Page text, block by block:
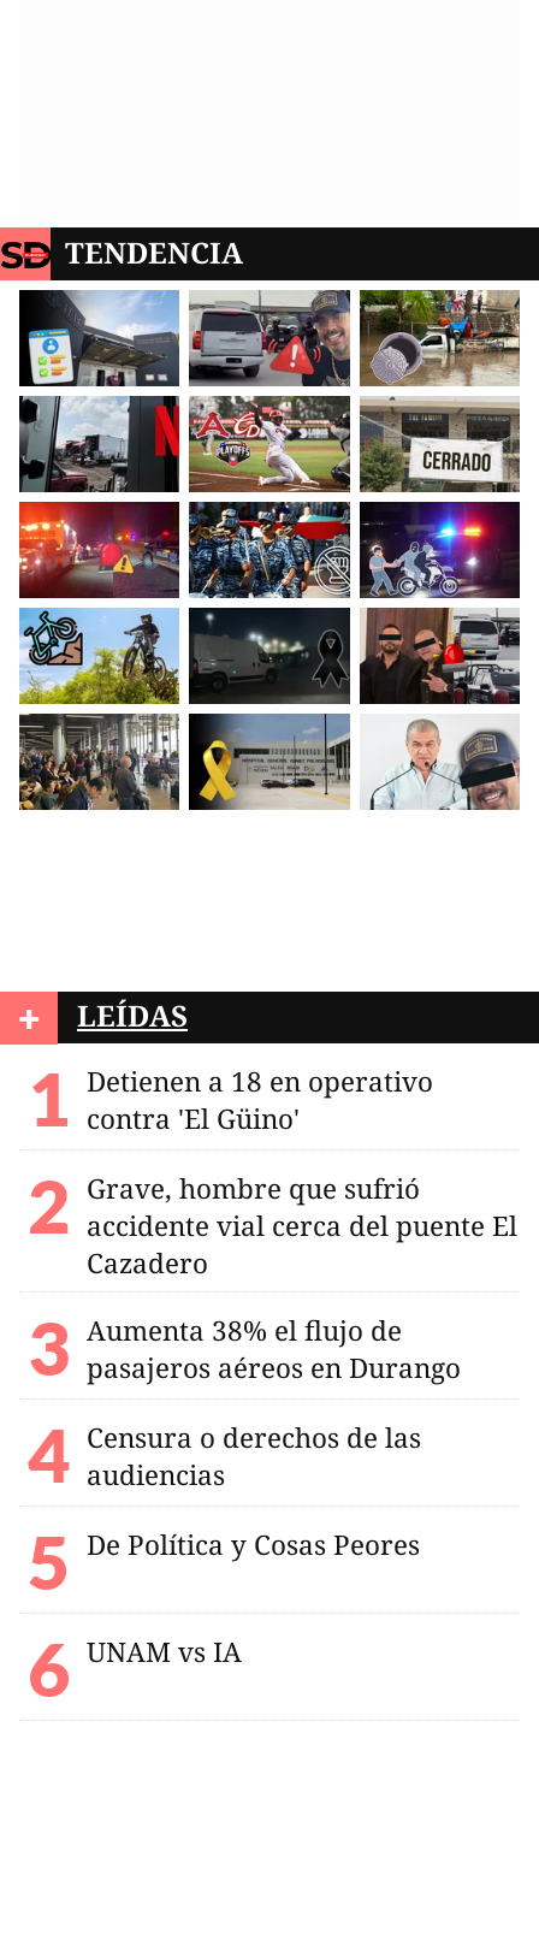
TENDENCIA
+ LEÍDAS
Detienen a 18 en operativo
contra 'El Güino'
Grave, hombre que sufrió
accidente vial cerca del puente El
Cazadero
Aumenta 38% el flujo de
pasajeros aéreos en Durango
Censura o derechos de las
audiencias
De Política y Cosas Peores
UNAM vs IA